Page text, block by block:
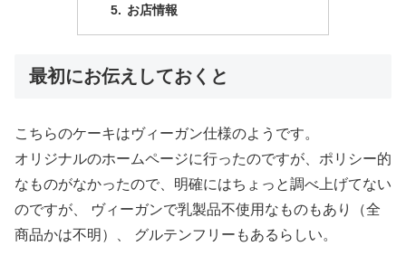
お店情報
最初にお伝えしておくと
こちらのケーキはヴィーガン仕様のようです。
オリジナルのホームページに行ったのですが、ポリシー的
なものがなかったので、明確にはちょっと調べ上げてない
のですが、 ヴィーガンで乳製品不使用なものもあり（全
商品かは不明）、 グルテンフリーもあるらしい。